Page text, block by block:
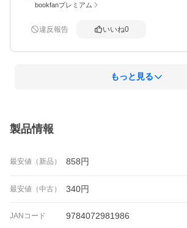
bookfanプレミアム
違反報告 いいね0
もっと見る
製品情報
最安値（新品） 858円
最安値（中古） 340円
JANコード 9784072981986